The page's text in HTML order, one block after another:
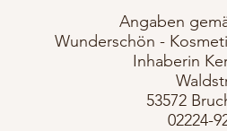
Angaben
Wunderschön -
Inhaberin
53572
02224-